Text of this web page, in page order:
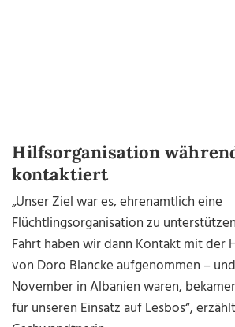
Hilfsorganisation
kontaktiert
„Unser Ziel war es, ehrenamtlich eine
Flüchtlingsorganisation zu
Fahrt haben wir dann Kontakt mit der
von Doro Blancke aufgenommen –
November in Albanien waren,
für unseren Einsatz auf Lesbos“,